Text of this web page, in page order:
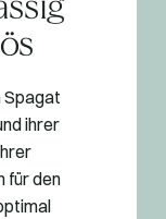
Spagat
ihrer
für den